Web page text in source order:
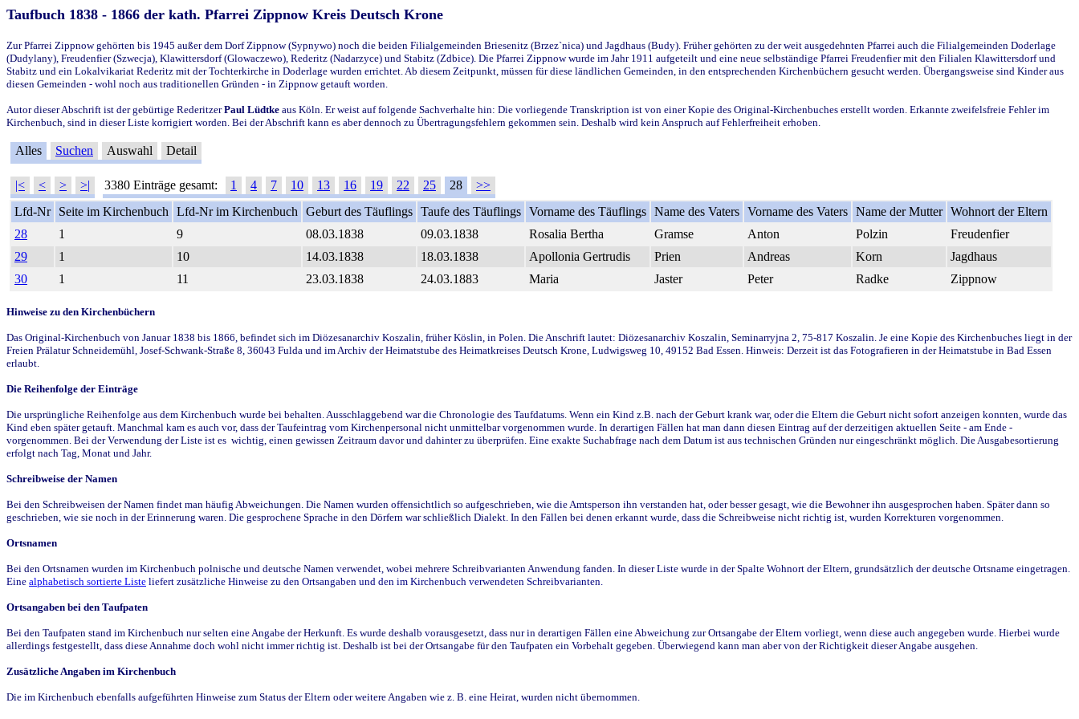
Taufbuch 1838 - 1866 der kath. Pfarrei Zippnow Kreis Deutsch Krone
Zur Pfarrei Zippnow gehörten bis 1945 außer dem Dorf Zippnow (Sypnywo) noch die beiden Filialgemeinden Briesenitz (Brzez`nica) und Jagdhaus (Budy). Früher gehörten zu der weit ausgedehnten Pfarrei auch die Filialgemeinden Doderlage
(Dudylany), Freudenfier (Szwecja), Klawittersdorf (Glowaczewo), Rederitz (Nadarzyce) und Stabitz (Zdbice). Die Pfarrei Zippnow wurde im Jahr 1911 aufgeteilt und eine neue selbständige Pfarrei Freudenfier mit den Filialen Klawittersdorf und
Stabitz und ein Lokalvikariat Rederitz mit der Tochterkirche in Doderlage wurden errichtet. Ab diesem Zeitpunkt, müssen für diese ländlichen Gemeinden, in den entsprechenden Kirchenbüchern gesucht werden. Übergangsweise sind Kinder aus
diesen Gemeinden - wohl noch aus traditionellen Gründen - in Zippnow getauft worden.
Autor dieser Abschrift ist der gebürtige RederitzerPaul Lüdtke aus Köln. Er weist auf folgende Sachverhalte hin: Die vorliegende Transkription ist von einer Kopie des Original-Kirchenbuches erstellt worden. Erkannte zweifelsfreie Fehler im
Kirchenbuch, sind in dieser Liste korrigiert worden. Bei der Abschrift kann es aber dennoch zu Übertragungsfehlern gekommen sein. Deshalb wird kein Anspruch auf Fehlerfreiheit erhoben.
Alles Suchen Auswahl Detail
|< < > >| 3380 Einträge gesamt: 1 4 7 10 13 16 19 22 25 28
>>
Lfd-Nr
Seite im Kirchenbuch Lfd-Nr im Kirchenbuch Geburt des Täuflings Taufe des Täuflings Vorname des Täuflings Name des Vaters Vorname des Vaters Name der Mutter Wohnort der Eltern
28
1 9 08.03.1838 09.03.1838 Rosalia Bertha Gramse Anton Polzin
Freudenfier
29
1 10 14.03.1838 18.03.1838 Apollonia Gertrudis Prien Andreas Korn
Jagdhaus
30
1 11 23.03.1838 24.03.1883 Maria Jaster Peter Radke Zippnow
Hinweise zu den Kirchenbüchern
Das Original-Kirchenbuch von Januar 1838 bis 1866, befindet sich im Diözesanarchiv Koszalin, früher Köslin, in Polen. Die Anschrift lautet: Diözesanarchiv Koszalin, Seminarryjna 2, 75-817 Koszalin. Je eine Kopie des Kirchenbuches liegt in der
Freien Prälatur Schneidemühl, Josef-Schwank-Straße 8, 36043 Fulda und im Archiv der Heimatstube des Heimatkreises Deutsch Krone, Ludwigsweg 10, 49152 Bad Essen. Hinweis: Derzeit ist das Fotografieren in der Heimatstube in Bad Essen
erlaubt.
Die Reihenfolge der Einträge
Die ursprüngliche Reihenfolge aus dem Kirchenbuch wurde bei behalten. Ausschlaggebend war die Chronologie des Taufdatums. Wenn ein Kind z.B. nach der Geburt krank war, oder die Eltern die Geburt nicht sofort anzeigen konnten, wurde das
Kind eben später getauft. Manchmal kam es auch vor, dass der Taufeintrag vom Kirchenpersonal nicht unmittelbar vorgenommen wurde. In derartigen Fällen hat man dann diesen Eintrag auf der derzeitigen aktuellen Seite - am Ende -
vorgenommen. Bei der Verwendung der Liste ist es wichtig, einen gewissen Zeitraum davor und dahinter zu überprüfen. Eine exakte Suchabfrage nach dem Datum ist aus technischen Gründen nur eingeschränkt möglich. Die Ausgabesortierung
erfolgt nach Tag, Monat und Jahr.
Schreibweise der Namen
Bei den Schreibweisen der Namen findet man häufig Abweichungen. Die Namen wurden offensichtlich so aufgeschrieben, wie die Amtsperson ihn verstanden hat, oder besser gesagt, wie die Bewohner ihn ausgesprochen haben. Später dann so
geschrieben, wie sie noch in der Erinnerung waren. Die gesprochene Sprache in den Dörfern war schließlich Dialekt. In den Fällen bei denen erkannt wurde, dass die Schreibweise nicht richtig ist, wurden Korrekturen vorgenommen.
Ortsnamen
Bei den Ortsnamen wurden im Kirchenbuch polnische und deutsche Namen verwendet, wobei mehrere Schreibvarianten Anwendung fanden. In dieser Liste wurde in der Spalte Wohnort der Eltern, grundsätzlich der deutsche Ortsname eingetragen.
Eine alphabetisch sortierte Liste liefert zusätzliche Hinweise zu den Ortsangaben und den im Kirchenbuch verwendeten Schreibvarianten.
Ortsangaben bei den Taufpaten
Bei den Taufpaten stand im Kirchenbuch nur selten eine Angabe der Herkunft. Es wurde deshalb vorausgesetzt, dass nur in derartigen Fällen eine Abweichung zur Ortsangabe der Eltern vorliegt, wenn diese auch angegeben wurde. Hierbei wurde
allerdings festgestellt, dass diese Annahme doch wohl nicht immer richtig ist. Deshalb ist bei der Ortsangabe für den Taufpaten ein Vorbehalt gegeben. Überwiegend kann man aber von der Richtigkeit dieser Angabe ausgehen.
Zusätzliche Angaben im Kirchenbuch
Die im Kirchenbuch ebenfalls aufgeführten Hinweise zum Status der Eltern oder weitere Angaben wie z. B. eine Heirat, wurden nicht übernommen.